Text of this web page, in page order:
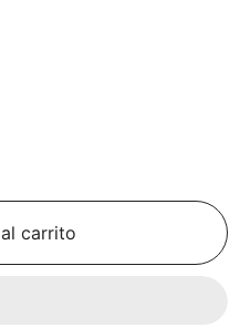
carrito